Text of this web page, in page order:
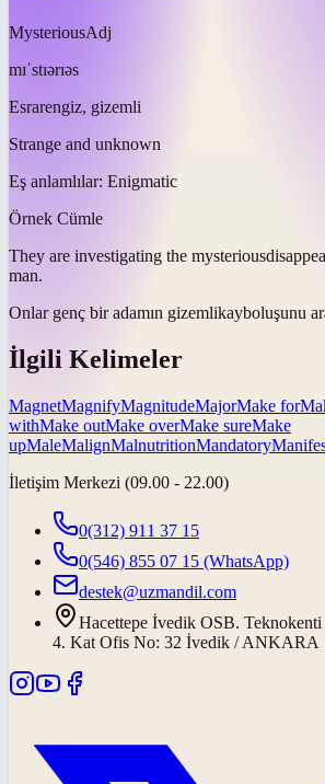
MysteriousAdj
mɪˈstɪərɪəs
Esrarengiz, gizemli
Strange and unknown
Eş anlamlılar: Enigmatic
Örnek Cümle
They are investigating the mysterious
man.
Onlar genç bir adamın gizemlikayboluşunu
İlgili Kelimeler
MagnetMagnifyMagnitudeMajorMake for
withMake outMake overMake sureMake
upMaleMalignMalnutritionMandatory
İletişim Merkezi (09.00 - 22.00)
0(312) 911 37 15
0(546) 855 07 15 (WhatsApp)
destek@uzmandil.com
Hacettepe İvedik OSB.
4. Kat Ofis No: 32 İvedik / ANKARA